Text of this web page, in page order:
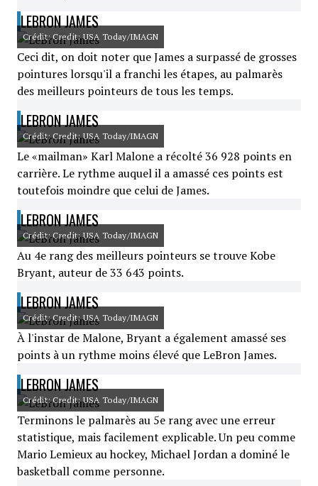
LEBRON JAMES
Crédit: Credit: USA Today/IMAGN
Ceci dit, on doit noter que James a surpassé de grosses
pointures lorsqu'il a franchi les étapes, au palmarès
des meilleurs pointeurs de tous les temps.
LEBRON JAMES
Crédit: Credit: USA Today/IMAGN
Le «mailman» Karl Malone a récolté 36 928 points en
carrière. Le rythme auquel il a amassé ces points est
toutefois moindre que celui de James.
LEBRON JAMES
Crédit: Credit: USA Today/IMAGN
Au 4e rang des meilleurs pointeurs se trouve Kobe
Bryant, auteur de 33 643 points.
LEBRON JAMES
Crédit: Credit: USA Today/IMAGN
À l'instar de Malone, Bryant a également amassé ses
points à un rythme moins élevé que LeBron James.
LEBRON JAMES
Crédit: Credit: USA Today/IMAGN
Terminons le palmarès au 5e rang avec une erreur
statistique, mais facilement explicable. Un peu comme
Mario Lemieux au hockey, Michael Jordan a dominé le
basketball comme personne.